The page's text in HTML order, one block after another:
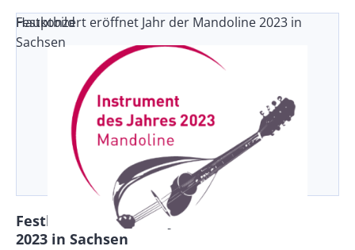
Festkonzert eröffnet Jahr der Mandoline 2023 in
Sachsen
Hauptbild
Festkonzert eröffnet Jahr der Mandoline
2023 in Sachsen